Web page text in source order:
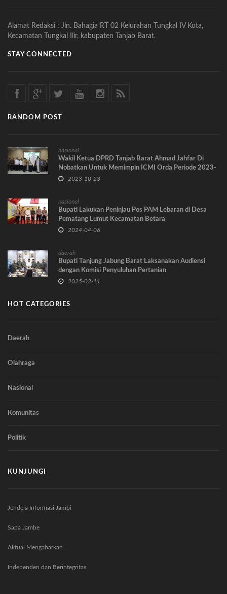
Alamat Redaksi : Jln. Bahagia RT 02 Kelurahan Tungkal IV Kota,
Kecamatan Tungkal Ilir, kabupaten Tanjab Barat.
STAY CONNECTED
RANDOM POST
nasional
Wakil Ketua DPRD Tanjab Barat Ahmad Jahfar Di
Nobatkan Untuk Memimpin ICMI Orda Periode 2023-
20282023-10-23
nasional
Bupati Lakukan Peninjau Pos PAM Lebaran di Desa
Pematang Lumut Kecamatan Betara
2024-04-06
daerah
Bupati Tanjung Jabung Barat Laksanakan Audiensi
dengan Komisi Penyuluhan Pertanian
2025-02-11
HOT CATEGORIES
Daerah
Olahraga
Nasional
Komunitas
Politik
KUNJUNGI
Jendela Informasi Jambi
Sapa Jambe
Aktual Mengabarkan
Independen dan Berintegritas